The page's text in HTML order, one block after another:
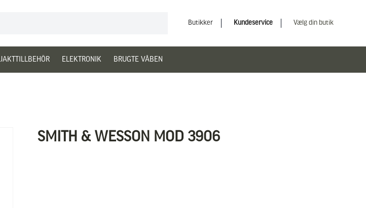
Butikker Kundeservice Vælg din butik
JAKTTILLBEHÖR ELEKTRONIK BRUGTE VÅBEN
SMITH & WESSON MOD 3906